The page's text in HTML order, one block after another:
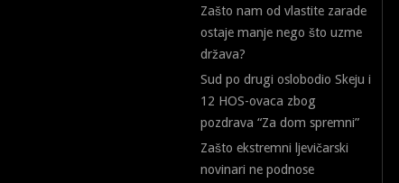
Zašto nam od vlastite zarade
ostaje manje nego što uzme
država?
Sud po drugi oslobodio Skeju i
12 HOS-ovaca zbog
pozdrava “Za dom spremni”
Zašto ekstremni ljevičarski
novinari ne podnose